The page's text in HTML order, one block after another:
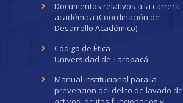
Documentos relativos a la carrera
académica (Coordinación de
Desarrollo Académico)
Código de Ética
Universidad de Tarapacá
Manual institucional para la
prevencion del delito de lavado de